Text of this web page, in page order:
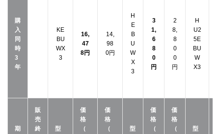
購
入
同
時
3
年
KE
BU
WX
3
16,
47
8円
14,
98
0円
H
E
B
U
W
X
3
3
1,
6
8
0
円
2
8,
8
0
0
円
H
U2
5E
BU
W
X3
期
販
売
終
型
価
格
（
価
格
（
型
価
格
（
価
格
（
型